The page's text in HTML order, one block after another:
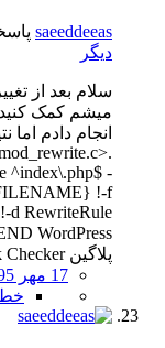
saeeddeeas
دیگر
میشم کمک کنید
^index\.php$ -
!-f
d RewriteRule
پلاگین Broken Link Checker و Change Permalink Helper
17 مهر 1395